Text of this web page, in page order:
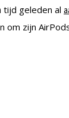
tijd geleden al
om zijn